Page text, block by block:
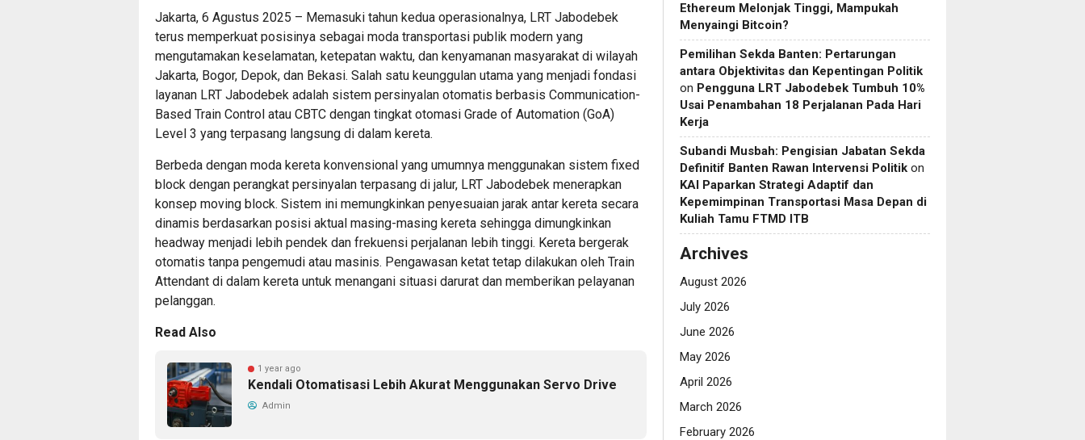
Jakarta, 6 Agustus 2025 – Memasuki tahun kedua operasionalnya, LRT Jabodebek
terus memperkuat posisinya sebagai moda transportasi publik modern yang
mengutamakan keselamatan, ketepatan waktu, dan kenyamanan masyarakat di wilayah
Jakarta, Bogor, Depok, dan Bekasi. Salah satu keunggulan utama yang menjadi fondasi
layanan LRT Jabodebek adalah sistem persinyalan otomatis berbasis Communication-
Based Train Control atau CBTC dengan tingkat otomasi Grade of Automation (GoA)
Level 3 yang terpasang langsung di dalam kereta.
Berbeda dengan moda kereta konvensional yang umumnya menggunakan sistem fixed
block dengan perangkat persinyalan terpasang di jalur, LRT Jabodebek menerapkan
konsep moving block. Sistem ini memungkinkan penyesuaian jarak antar kereta secara
dinamis berdasarkan posisi aktual masing-masing kereta sehingga dimungkinkan
headway menjadi lebih pendek dan frekuensi perjalanan lebih tinggi. Kereta bergerak
otomatis tanpa pengemudi atau masinis. Pengawasan ketat tetap dilakukan oleh Train
Attendant di dalam kereta untuk menangani situasi darurat dan memberikan pelayanan
pelanggan.
Read Also
1 year ago
Kendali Otomatisasi Lebih Akurat Menggunakan Servo Drive
Admin
Ethereum Melonjak Tinggi, Mampukah
Menyaingi Bitcoin?
Pemilihan Sekda Banten: Pertarungan
antara Objektivitas dan Kepentingan Politik
on Pengguna LRT Jabodebek Tumbuh 10%
Usai Penambahan 18 Perjalanan Pada Hari
Kerja
Subandi Musbah: Pengisian Jabatan Sekda
Definitif Banten Rawan Intervensi Politik on
KAI Paparkan Strategi Adaptif dan
Kepemimpinan Transportasi Masa Depan di
Kuliah Tamu FTMD ITB
Archives
August 2026
July 2026
June 2026
May 2026
April 2026
March 2026
February 2026